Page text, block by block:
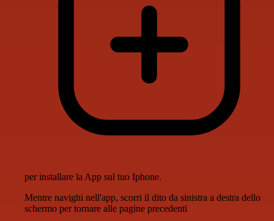
per installare la App sul tuo Iphone.
Mentre navighi nell'app, scorri il dito da sinistra a destra dello
schermo per tornare alle pagine precedenti